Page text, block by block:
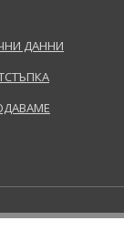
ДАННИ